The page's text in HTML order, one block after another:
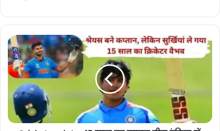
Cricket
update
:
15
साल
का
तूफान
टीम
इंडिया